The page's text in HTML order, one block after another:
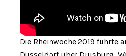
Die Rheinwoche 2019 führte